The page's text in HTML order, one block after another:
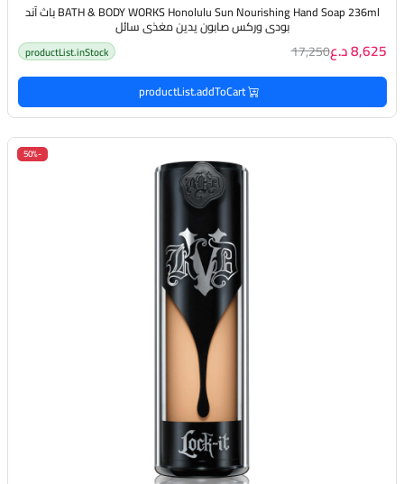
BATH & BODY WORKS Honolulu Sun Nourishing Hand Soap 236ml باث آند
بودي وركس صابون يدين مغذي سائل
8,625 د.ع 17,250
productList.inStock
productList.addToCart
-50%